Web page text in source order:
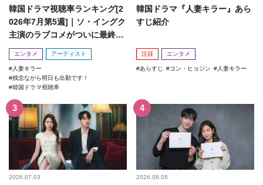
韓国ドラマ視聴率ランキング[2
026年7月第5週]｜ソ・イングク
主演のラブコメがついに最終
回！
エンタメ アーティスト
人妻キラー
残念ながら明日も出勤です！
韓国ドラマ視聴率
韓国ドラマ『人妻キラー』あら
すじ紹介
注目 エンタメ
あらすじ コン・ヒョジン 人妻キラー
2026.07.03 2026.08.05